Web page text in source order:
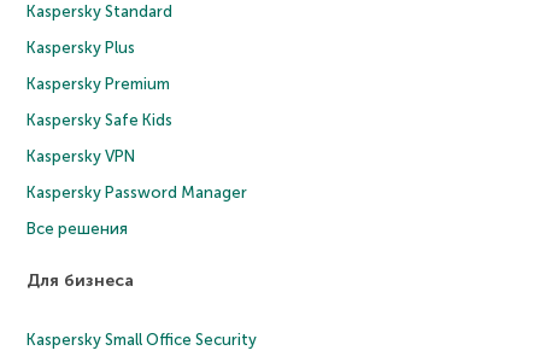
Kaspersky Standard
Kaspersky Plus
Kaspersky Premium
Kaspersky Safe Kids
Kaspersky VPN
Kaspersky Password Manager
Все решения
Для бизнеса
Kaspersky Small Office Security